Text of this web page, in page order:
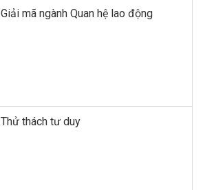
Giải mã ngành Quan hệ lao động
Thử thách tư duy